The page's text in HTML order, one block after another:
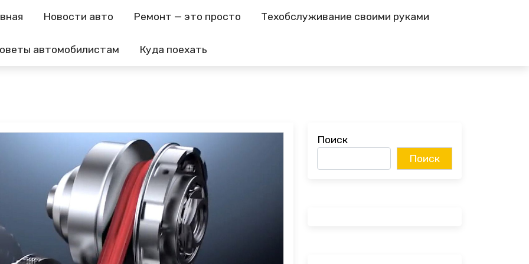
Новости авто Ремонт — это просто Техобслуживание своими руками
автомобилистам Куда поехать
Поиск
Поиск